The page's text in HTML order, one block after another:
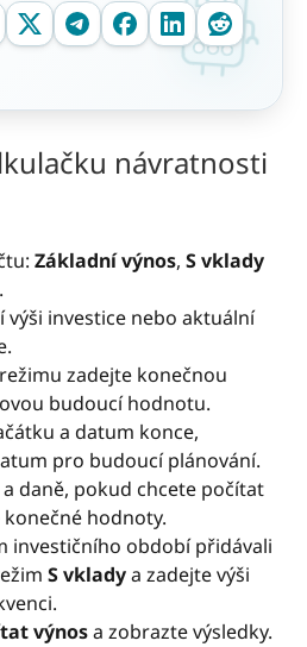
návratnosti
Základní výnos, S vklady
.
výši investice nebo aktuální
zadejte konečnou
budoucí hodnotu.
a datum konce,
pro budoucí plánování.
daně, pokud chcete počítat
hodnoty.
investičního období přidávali
S vkladya zadejte výši
výnosa zobrazte výsledky.